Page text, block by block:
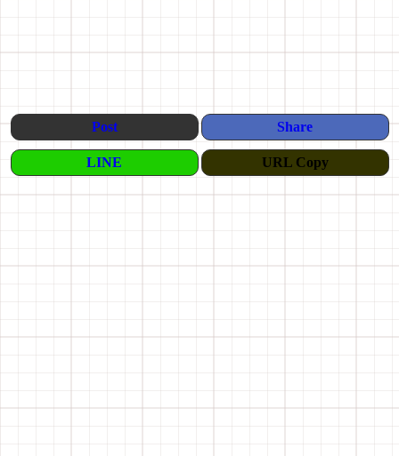
Post Share
LINE URL Copy